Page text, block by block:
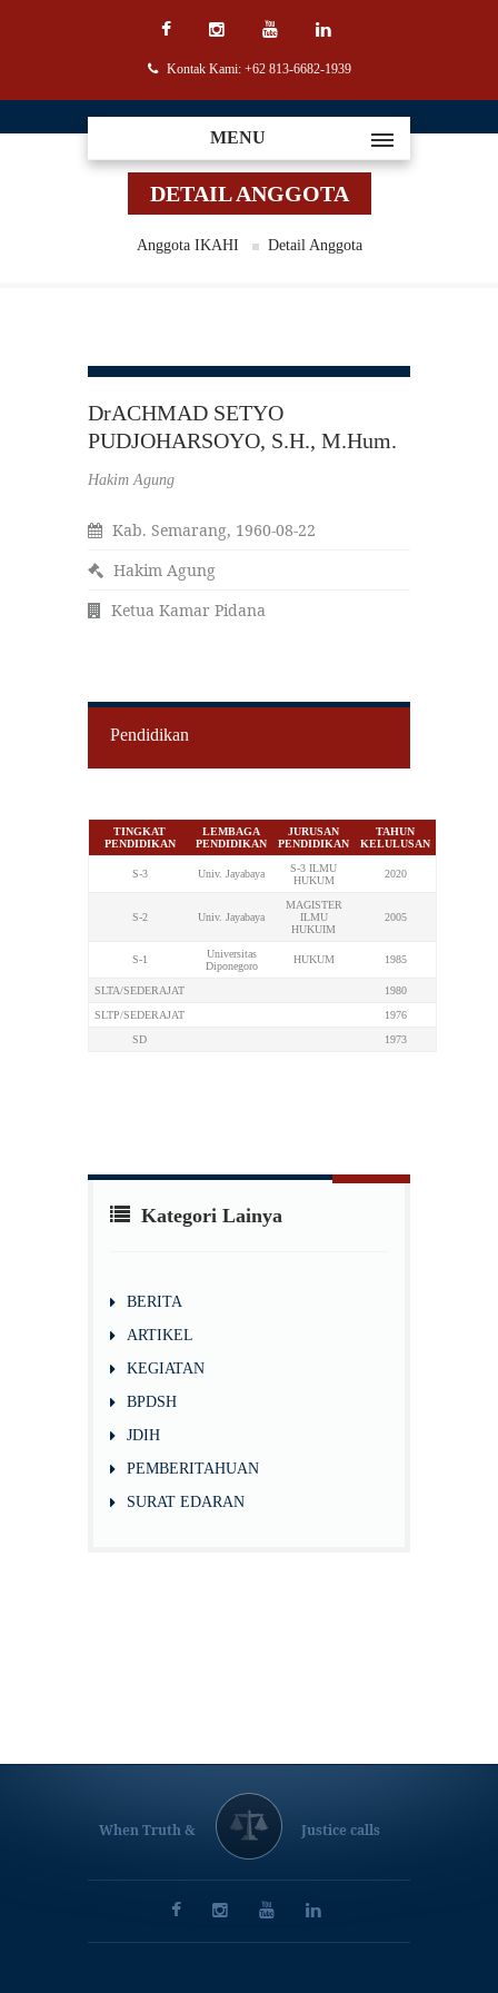
Kontak Kami: +62 813-6682-1939
MENU
DETAIL ANGGOTA
Anggota IKAHI Detail Anggota
DrACHMAD SETYO
PUDJOHARSOYO, S.H., M.Hum.
Hakim Agung
Kab. Semarang, 1960-08-22
Hakim Agung
Ketua Kamar Pidana
Pendidikan
TINGKAT
PENDIDIKAN
LEMBAGA
PENDIDIKAN
JURUSAN
PENDIDIKAN
TAHUN
KELULUSAN
S-3 Univ. Jayabaya
S-3 ILMU
HUKUM
2020
S-2 Univ. Jayabaya
MAGISTER
ILMU
HUKUIM
2005
S-1
Universitas
Diponegoro
HUKUM 1985
SLTA/SEDERAJAT
1980
SLTP/SEDERAJAT
1976
SD
1973
Kategori Lainya
BERITA
ARTIKEL
KEGIATAN
BPDSH
JDIH
PEMBERITAHUAN
SURAT EDARAN
When Truth & Justice calls